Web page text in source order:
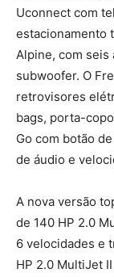
Uconnect com
estacionamento
Alpine, com seis
subwoofer. O
retrovisores
bags, porta-
Go com botão
de áudio e
A nova versão
de 140 HP 2.0
6 velocidades e
HP 2.0 MultiJet